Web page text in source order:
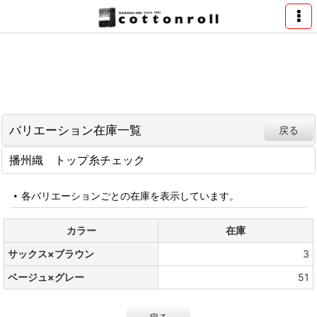
バリエーション在庫一覧 戻る
播州織 トップ糸チェック
各バリエーションごとの在庫を表示しています。
カラー
在庫
サックス×ブラウン
3
ベージュ×グレー
51